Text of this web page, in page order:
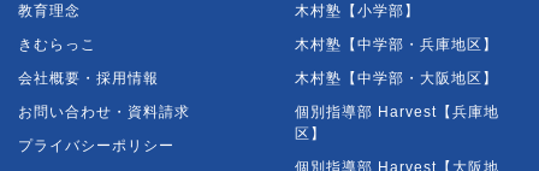
教育理念
きむらっこ
会社概要・採用情報
お問い合わせ・資料請求
プライバシーポリシー
木村塾【小学部】
木村塾【中学部・兵庫地区】
木村塾【中学部・大阪地区】
個別指導部 Harvest【兵庫地
区】